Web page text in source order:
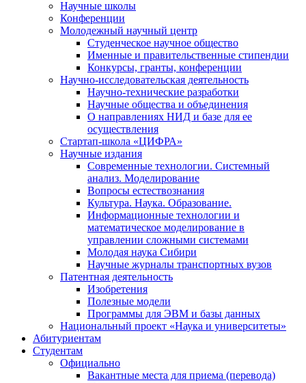
Научные школы
Конференции
Молодежный научный центр
Студенческое научное общество
Именные и правительственные стипендии
Конкурсы, гранты, конференции
Научно-исследовательская деятельность
Научно-технические разработки
Научные общества и объединения
О направлениях НИД и базе для ее
осуществления
Стартап-школа «ЦИФРА»
Научные издания
Современные технологии. Системный
анализ. Моделирование
Вопросы естествознания
Культура. Наука. Образование.
Информационные технологии и
математическое моделирование в
управлении сложными системами
Молодая наука Сибири
Научные журналы транспортных вузов
Патентная деятельность
Изобретения
Полезные модели
Программы для ЭВМ и базы данных
Национальный проект «Наука и университеты»
Абитуриентам
Студентам
Официально
Вакантные места для приема (перевода)